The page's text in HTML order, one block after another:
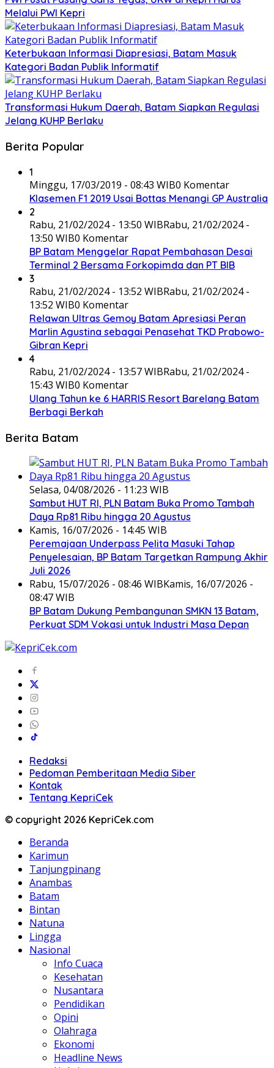
Melalui PWI Kepri
Keterbukaan Informasi Diapresiasi, Batam Masuk
Kategori Badan Publik Informatif
Transformasi Hukum Daerah, Batam Siapkan Regulasi
Jelang KUHP Berlaku
Berita Popular
1
Minggu, 17/03/2019 - 08:43 WIB0 Komentar
Klasemen F1 2019 Usai Bottas Menangi GP Australia
2
Rabu, 21/02/2024 - 13:50 WIBRabu, 21/02/2024 -
13:50 WIB0 Komentar
BP Batam Menggelar Rapat Pembahasan Desai
Terminal 2 Bersama Forkopimda dan PT BIB
3
Rabu, 21/02/2024 - 13:52 WIBRabu, 21/02/2024 -
13:52 WIB0 Komentar
Relawan Ultras Gemoy Batam Apresiasi Peran
Marlin Agustina sebagai Penasehat TKD Prabowo-
Gibran Kepri
4
Rabu, 21/02/2024 - 13:57 WIBRabu, 21/02/2024 -
15:43 WIB0 Komentar
Ulang Tahun ke 6 HARRIS Resort Barelang Batam
Berbagi Berkah
Berita Batam
Selasa, 04/08/2026 - 11:23 WIB
Sambut HUT RI, PLN Batam Buka Promo Tambah
Daya Rp81 Ribu hingga 20 Agustus
Kamis, 16/07/2026 - 14:45 WIB
Peremajaan Underpass Pelita Masuki Tahap
Penyelesaian, BP Batam Targetkan Rampung Akhir
Juli 2026
Rabu, 15/07/2026 - 08:46 WIBKamis, 16/07/2026 -
08:47 WIB
BP Batam Dukung Pembangunan SMKN 13 Batam,
Perkuat SDM Vokasi untuk Industri Masa Depan
Redaksi
Pedoman Pemberitaan Media Siber
Kontak
Tentang KepriCek
© copyright 2026 KepriCek.com
Beranda
Karimun
Tanjungpinang
Anambas
Batam
Bintan
Natuna
Lingga
Nasional
Info Cuaca
Kesehatan
Nusantara
Pendidikan
Opini
Olahraga
Ekonomi
Headline News